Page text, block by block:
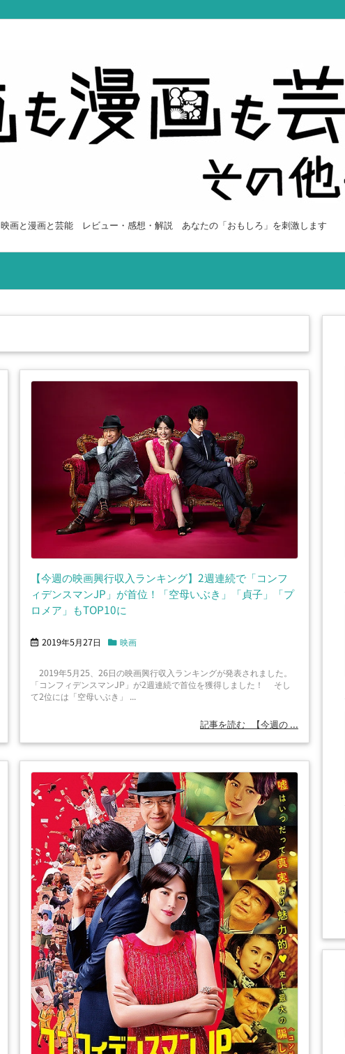
映画と漫画と芸能 レビュー・感想・解説 あなたの「おもしろ」を刺激します
【今週の映画興行収入ランキング】2週連続で「コンフ
ィデンスマンJP」が首位！「空母いぶき」「貞子」「プ
ロメア」もTOP10に
2019年5月27日 映画
2019年5月25、26日の映画興行収入ランキングが発表されました。
「コンフィデンスマンJP」が2週連続で首位を獲得しました！ そし
て2位には「空母いぶき」 ...
記事を読む 【今週の ...